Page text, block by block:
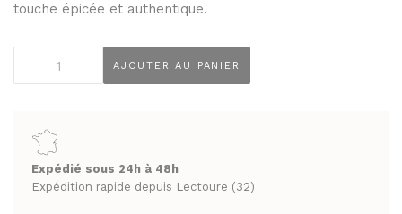
MOINS DE 20€
ENTRE 20€ ET 50€
FROMAGERIE
À commander et retirer en boutique
LA CAVE
À commander et retirer en boutique
APÉRITIFS
SPIRITUEUX & CHAMPAGNES
touche épicée et authentique.
Poivre
Malabar
noir
AJOUTER AU PANIER
Expédié sous 24h à 48h
Expédition rapide depuis Lectoure (32)